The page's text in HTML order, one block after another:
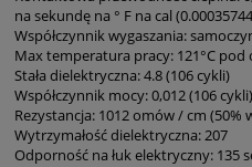
na sekundę na ° F na cal
Współczynnik wygaszania:
Max temperatura pracy: 121°C pod
Stała dielektryczna: 4.8 (106 cykli)
Współczynnik mocy: 0,012 (106 cykli)
Rezystancja: 1012 omów / cm (50%
Wytrzymałość dielektryczna: 207
Odporność na łuk elektryczny: 135